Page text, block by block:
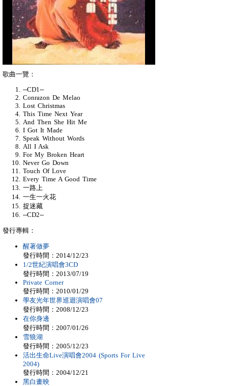
歌曲一覽：
--CD1--
Conrazon De Melao
Lost Christmas
This Time Next Year
And Then She Hit Me
I Got It Made
Speak Without Words
All I Ask
For My Broken Heart
Never Go Down
Touch Of Love
Every Time A Good Time
一路上
一生一火花
捉迷藏
--CD2--
發行專輯：
醒著做夢
發行時間：2014/12/23
1/2世紀演唱會3CD
發行時間：2013/07/19
Private Corner
發行時間：2010/01/29
學友光年世界巡迴演唱會07
發行時間：2008/12/23
在你身邊
發行時間：2007/01/26
雪狼湖
發行時間：2005/12/23
活出生命Live演唱會2004 (Sports For Live
2004)
發行時間：2004/12/21
黑白畫映